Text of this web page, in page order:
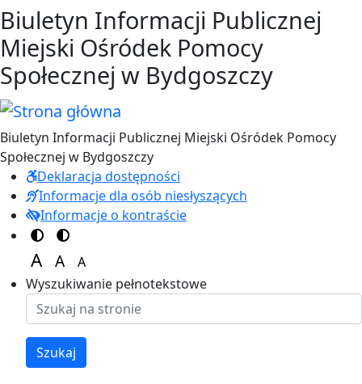
Przejdź do treści
Przejdź do menu
Biuletyn Informacji Publicznej
Miejski Ośródek Pomocy
Społecznej w Bydgoszczy
Biuletyn Informacji Publicznej Miejski Ośródek Pomocy
Społecznej w Bydgoszczy
Deklaracja dostępności
Informacje dla osób niesłyszących
Informacje o kontraście
Switch to color theme
Switch to high visibility theme
A
Set font size to 150%
A
Set font size to 125%
A
Set font size to 100%
Wyszukiwanie pełnotekstowe
Szukaj